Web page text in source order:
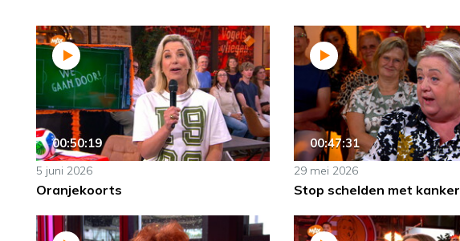
00:50:19
5 juni 2026
Oranjekoorts
00:47:31
29 mei 2026
Stop schelden met kanker